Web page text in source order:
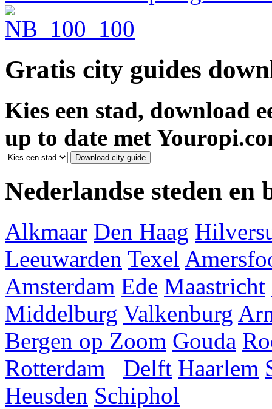
Gratis city guides
Kies een stad, download
up to date met
Nederlandse steden en
Alkmaar Den Haag
Leeuwarden Texel
Amsterdam Ede Maastricht
Middelburg Valkenburg
Bergen op Zoom Gouda
Rotterdam
Delft Haarlem
Heusden Schiphol